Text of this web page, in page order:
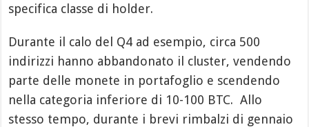
specifica classe di holder.
Durante il calo del Q4 ad esempio, circa 500
indirizzi hanno abbandonato il cluster, vendendo
parte delle monete in portafoglio e scendendo
nella categoria inferiore di 10-100 BTC. Allo
stesso tempo, durante i brevi rimbalzi di gennaio